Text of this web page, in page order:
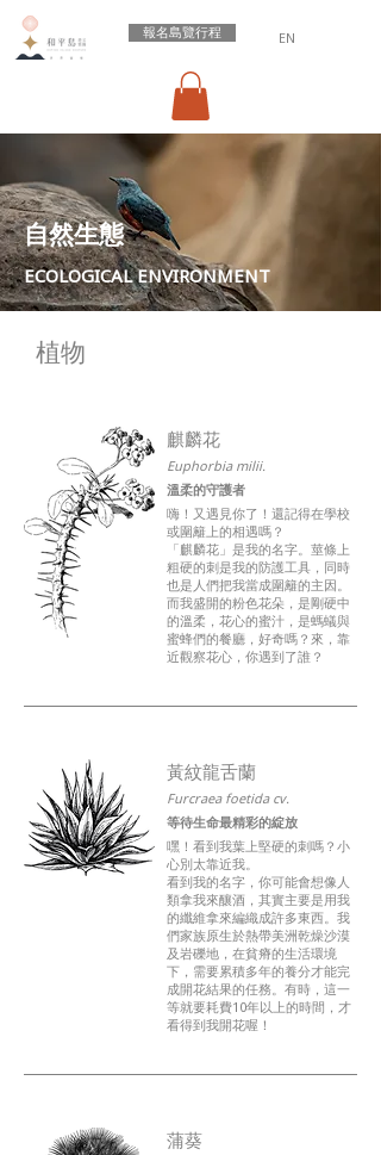
報名島覽行程 EN
自然生態
ECOLOGICAL ENVIRONMENT
​植物
​麒麟花
Euphorbia milii.
​溫柔的守護者
嗨！又遇見你了！還記得在學校
或圍籬上的相遇嗎？
「麒麟花」是我的名字。莖條上
粗硬的刺是我的防護工具，同時
也是人們把我當成圍籬的主因。
而我盛開的粉色花朵，是剛硬中
的溫柔，花心的蜜汁，是螞蟻與
蜜蜂們的餐廳，好奇嗎？來，靠
近觀察花心，你遇到了誰？
黃紋龍舌蘭
Furcraea foetida cv.
等待生命最精彩的綻放
嘿！看到我葉上堅硬的刺嗎？小
心別太靠近我。
看到我的名字，你可能會想像人
類拿我來釀酒，其實主要是用我
的纖維拿來編織成許多東西。我
們家族原生於熱帶美洲乾燥沙漠
及岩礫地，在貧瘠的生活環境
下，需要累積多年的養分才能完
成開花結果的任務。有時，這一
等就要耗費10年以上的時間，才
看得到我開花喔！
蒲葵